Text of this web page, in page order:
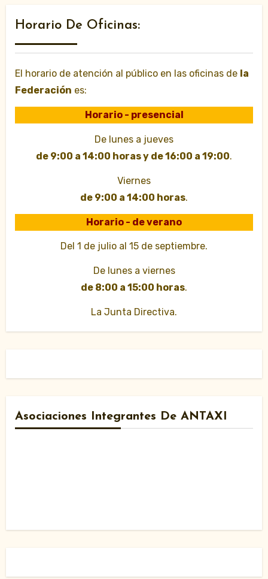
Horario De Oficinas:
El horario de atención al público en las oficinas de la
Federación es:
Horario - presencial
De lunes a jueves
de 9:00 a 14:00 horas y de 16:00 a 19:00.
Viernes
de 9:00 a 14:00 horas.
Horario - de verano
Del 1 de julio al 15 de septiembre.
De lunes a viernes
de 8:00 a 15:00 horas.
La Junta Directiva.
Asociaciones Integrantes De ANTAXI